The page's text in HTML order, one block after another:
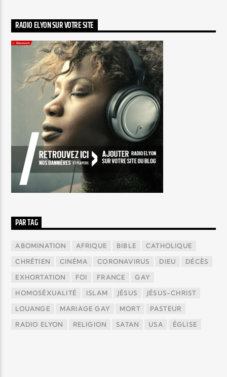
RADIO ELYON SUR VOTRE SITE
PAR TAG
ABOMINATION AFRIQUE BIBLE CATHOLIQUE
CHRÉTIEN CINÉMA CORONAVIRUS DIEU DÉCÈS
EXHORTATION FOI FRANCE GAY
HOMOSÉXUALITÉ ISLAM JÉSUS JÉSUS-CHRIST
LOUANGE MARIAGE GAY MORT PASTEUR
RADIO ELYON RELIGION SATAN USA ÉGLISE